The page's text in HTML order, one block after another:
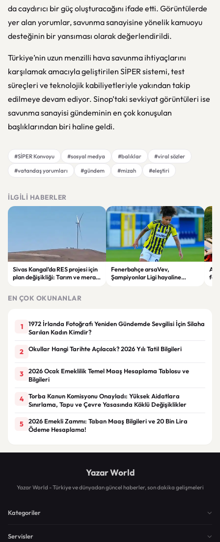
da caydırıcı bir güç oluşturacağını ifade etti. Görüntülerde
yer alan yorumlar, savunma sanayisine yönelik kamuoyu
desteğinin bir yansıması olarak değerlendirildi.
Türkiye’nin uzun menzilli hava savunma ihtiyaçlarını
karşılamak amacıyla geliştirilen SİPER sistemi, test
süreçleri ve teknolojik kabiliyetleriyle yakından takip
edilmeye devam ediyor. Sinop’taki sevkiyat görüntüleri ise
savunma sanayisi gündeminin en çok konuşulan
başlıklarından biri haline geldi.
#SİPER Konvoyu #sosyal medya #balıklar
#viral sözler
#vatandaş yorumları
#gündem #mizah #eleştiri
İLGILI HABERLER
Sivas Kangal’da RES projesi için
plan değişikliği: Tarım ve mera
Fenerbahçe arsaVev,
Şampiyonlar Ligi hayaline
EN ÇOK OKUNANLAR
1
1972 İrlanda Fotoğrafı Yeniden Gündemde Sevgilisi İçin Silaha
Sarılan Kadın Kimdir?
2 Okullar Hangi Tarihte Açılacak? 2026 Yılı Tatil Bilgileri
3
2026 Ocak Emeklilik Temel Maaş Hesaplama Tablosu ve
Bilgileri
4
Torba Kanun Komisyonu Onayladı: Yüksek Aidatlara
Sınırlama, Tapu ve Çevre Yasasında Köklü Değişiklikler
5
2026 Emekli Zammı: Taban Maaş Bilgileri ve 20 Bin Lira
Ödeme Hesaplama!
Yazar World
Yazar World - Türkiye ve dünyadan güncel haberler, son dakika gelişmeleri
Kategoriler
Servisler